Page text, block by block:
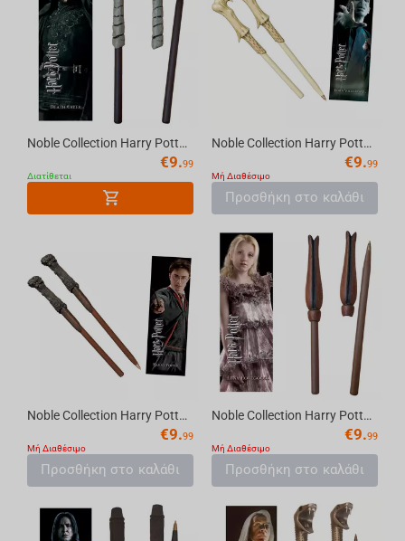
Noble Collection Harry Potter - Death Eater (skull) Wand Pen and Bookmark
€9.99
Διατίθεται
Noble Collection Harry Potter - Voldemort Wand Pen and Bookmark
€9.99
Μή Διαθέσιμο
Προσθήκη στο καλάθι
Noble Collection Harry Potter - Harry Potter Wand Pen and Bookmark
€9.99
Μή Διαθέσιμο
Προσθήκη στο καλάθι
Noble Collection Harry Potter - Luna Wand Pen and Bookmark
€9.99
Μή Διαθέσιμο
Προσθήκη στο καλάθι